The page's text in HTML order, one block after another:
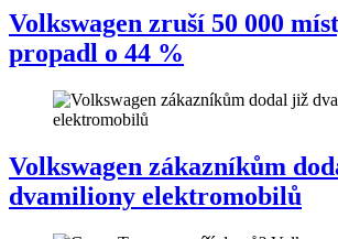
Volkswagen zruší 50 000
propadl o 44 %
Volkswagen zákazníkům
dvamiliony elektromobilů